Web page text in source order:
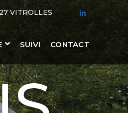
VITROLLES
LINKEDIN
PROFILE
SUIVI CONTACT